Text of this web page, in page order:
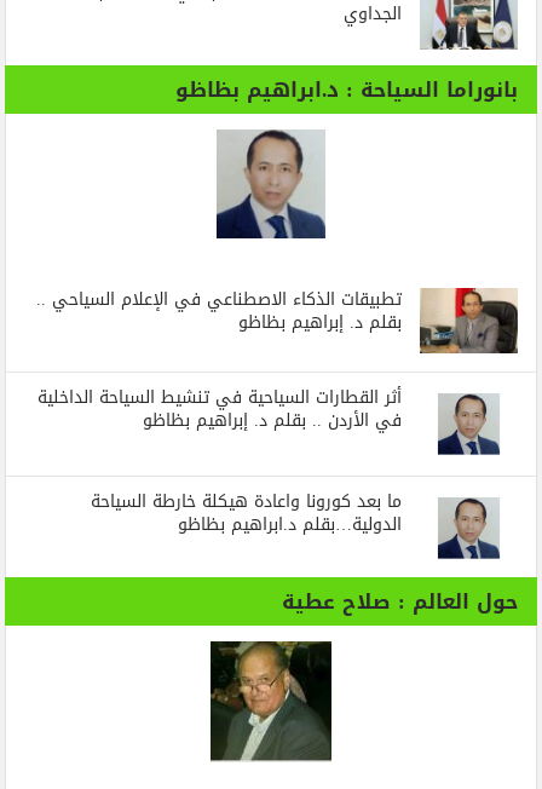
الجداوي
بانوراما السياحة : د.ابراهيم بظاظو
تطبيقات الذكاء الاصطناعي في الإعلام السياحي ..
بقلم د. إبراهيم بظاظو
أثر القطارات السياحية في تنشيط السياحة الداخلية
في الأردن .. بقلم د. إبراهيم بظاظو
ما بعد كورونا واعادة هيكلة خارطة السياحة
الدولية…بقلم د.ابراهيم بظاظو
حول العالم : صلاح عطية